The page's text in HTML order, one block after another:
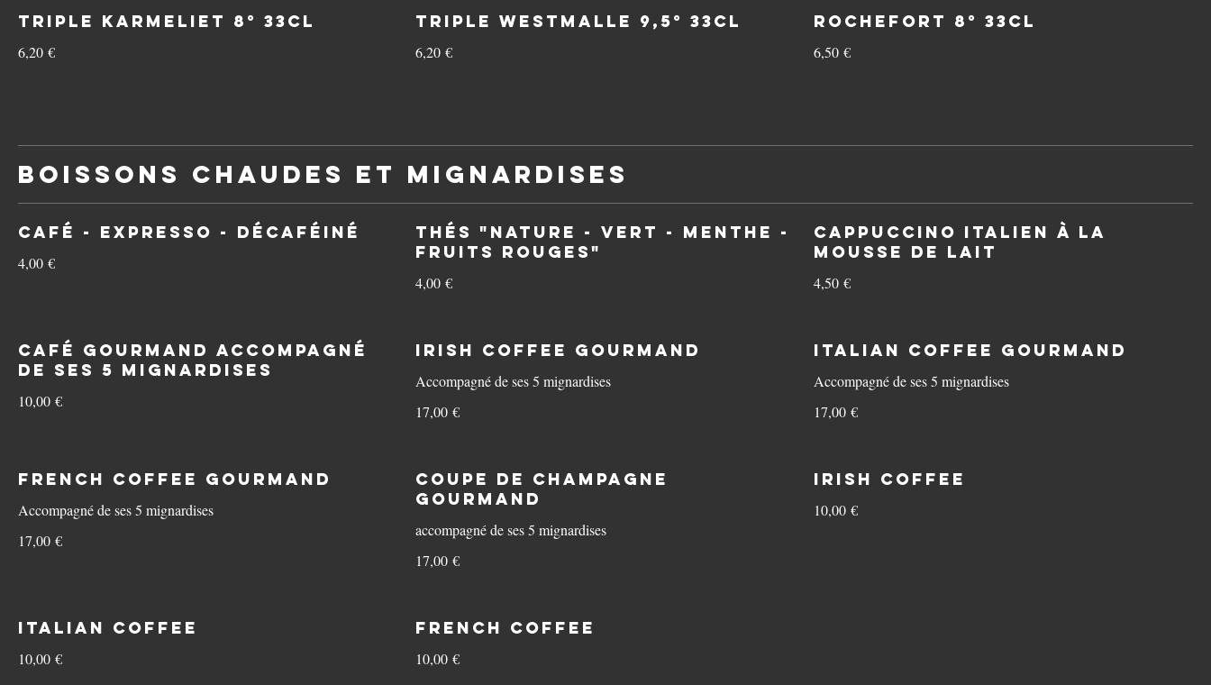
Triple Karmeliet 8° 33cl
6,20 €
Triple Westmalle 9,5° 33cl
6,20 €
Rochefort 8° 33cl
6,50 €
Boissons chaudes et Mignardises
Café - Expresso - Décaféiné
4,00 €
Thés "Nature - Vert - Menthe -
Fruits Rouges"
4,00 €
Cappuccino italien à la
mousse de Lait
4,50 €
Café Gourmand accompagné
de ses 5 mignardises
10,00 €
Irish Coffee gourmand
Accompagné de ses 5 mignardises
17,00 €
Italian Coffee gourmand
Accompagné de ses 5 mignardises
17,00 €
French Coffee gourmand
Accompagné de ses 5 mignardises
17,00 €
Coupe de Champagne
gourmand
accompagné de ses 5 mignardises
17,00 €
Irish Coffee
10,00 €
Italian Coffee
10,00 €
French Coffee
10,00 €